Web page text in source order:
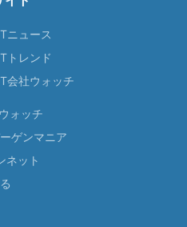
ニュース
トレンド
会社ウォッチ
ォッチ
ゲンマニア
ネット